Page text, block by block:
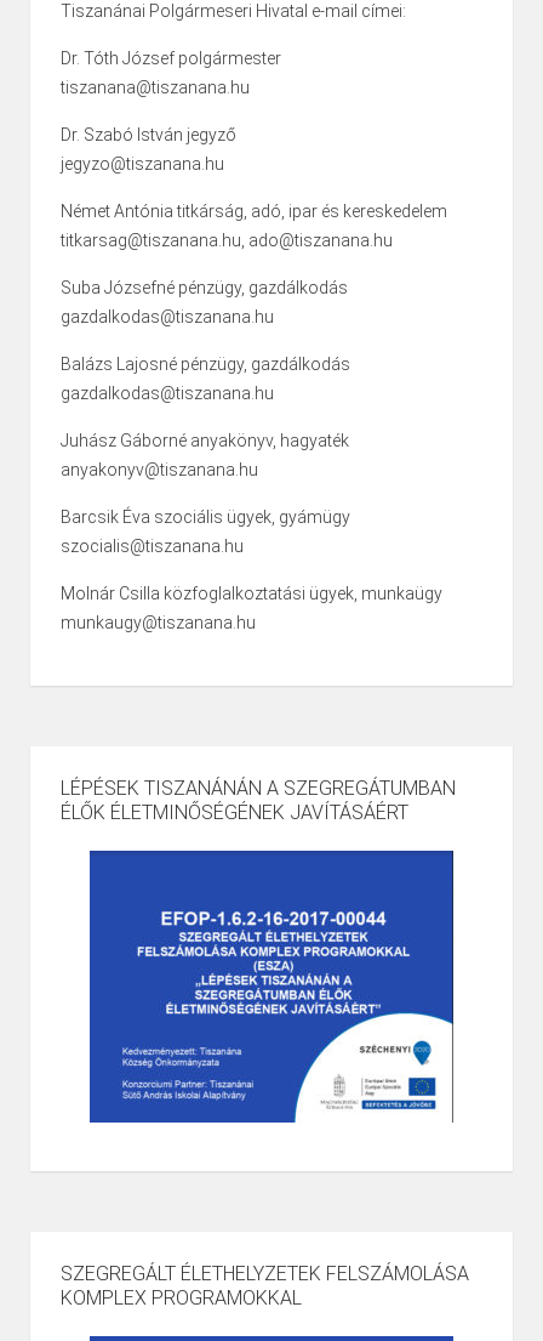
Tiszanánai Polgármeseri Hivatal e-mail címei:
Dr. Tóth József polgármester
tiszanana@tiszanana.hu
Dr. Szabó István jegyző
jegyzo@tiszanana.hu
Német Antónia titkárság, adó, ipar és kereskedelem
titkarsag@tiszanana.hu, ado@tiszanana.hu
Suba Józsefné pénzügy, gazdálkodás
gazdalkodas@tiszanana.hu
Balázs Lajosné pénzügy, gazdálkodás
gazdalkodas@tiszanana.hu
Juhász Gáborné anyakönyv, hagyaték
anyakonyv@tiszanana.hu
Barcsik Éva szociális ügyek, gyámügy
szocialis@tiszanana.hu
Molnár Csilla közfoglalkoztatási ügyek, munkaügy
munkaugy@tiszanana.hu
LÉPÉSEK TISZANÁNÁN A SZEGREGÁTUMBAN
ÉLŐK ÉLETMINŐSÉGÉNEK JAVÍTÁSÁÉRT
SZEGREGÁLT ÉLETHELYZETEK FELSZÁMOLÁSA
KOMPLEX PROGRAMOKKAL